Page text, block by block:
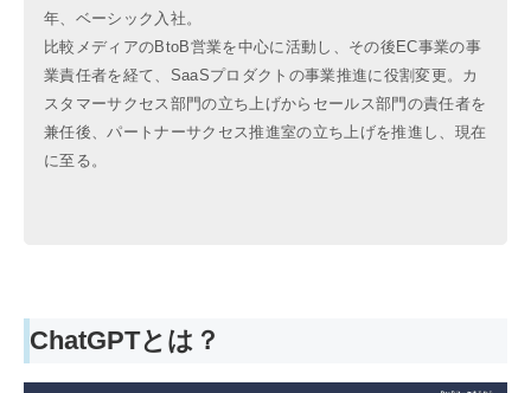
年、ベーシック入社。
比較メディアのBtoB営業を中心に活動し、その後EC事業の事
業責任者を経て、SaaSプロダクトの事業推進に役割変更。カ
スタマーサクセス部門の立ち上げからセールス部門の責任者を
兼任後、パートナーサクセス推進室の立ち上げを推進し、現在
に至る。
ChatGPTとは？